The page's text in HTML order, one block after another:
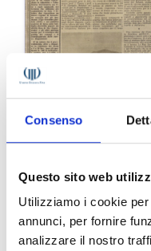
Consenso
Questo sito web
Utilizziamo i cookie
annunci, per fornire
analizzare il nostro